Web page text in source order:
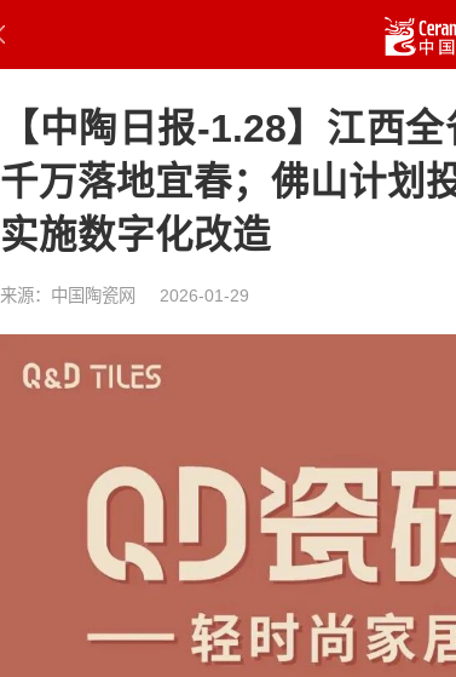
【中陶日报-1.28】江西
千万落地宜春；佛山计划
实施数字化改造
来源：中国陶瓷网 2026-01-29